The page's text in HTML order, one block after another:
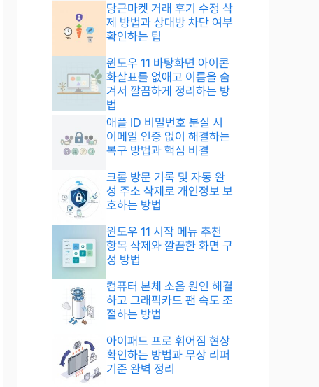
당근마켓 거래 후기 수정 삭
제 방법과 상대방 차단 여부
확인하는 팁
윈도우 11 바탕화면 아이콘
화살표를 없애고 이름을 숨
겨서 깔끔하게 정리하는 방
법
애플 ID 비밀번호 분실 시
이메일 인증 없이 해결하는
복구 방법과 핵심 비결
크롬 방문 기록 및 자동 완
성 주소 삭제로 개인정보 보
호하는 방법
윈도우 11 시작 메뉴 추천
항목 삭제와 깔끔한 화면 구
성 방법
컴퓨터 본체 소음 원인 해결
하고 그래픽카드 팬 속도 조
절하는 방법
아이패드 프로 휘어짐 현상
확인하는 방법과 무상 리퍼
기준 완벽 정리